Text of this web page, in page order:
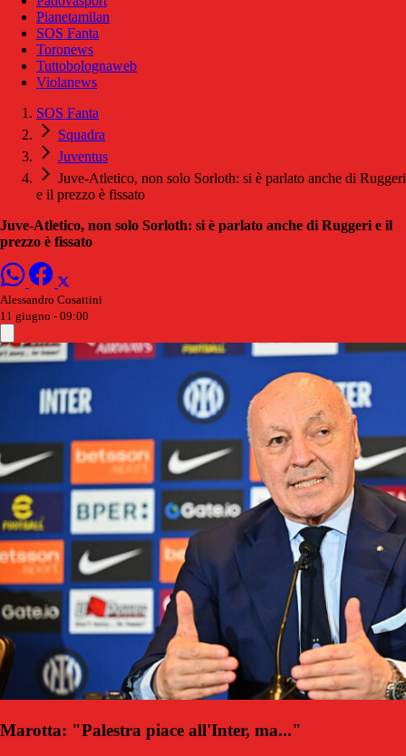
Pianetamilan
SOS Fanta
Toronews
Tuttobolognaweb
Violanews
SOS Fanta
Squadra
Juventus
Juve-Atletico, non solo Sorloth: si è parlato anche di Ruggeri
e il prezzo è fissato
Juve-Atletico, non solo Sorloth: si è parlato anche di Ruggeri e il
prezzo è fissato
Alessandro Cosattini
11 giugno - 09:00
Marotta: "Palestra piace all'Inter, ma..."